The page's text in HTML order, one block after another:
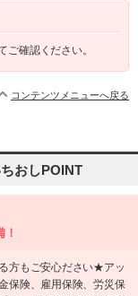
確認ください。
コンテンツメニューへ戻る
おしPOINT
方もご安心ださい★アッ
保険、雇用保険、労災保